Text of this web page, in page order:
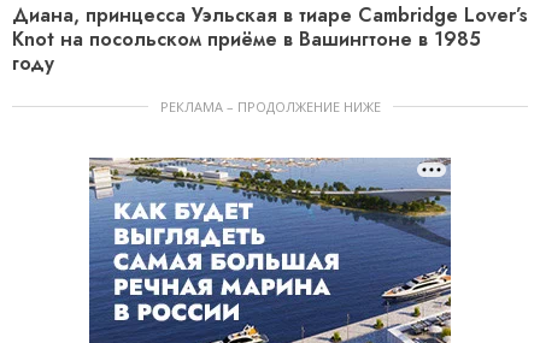
Диана, принцесса Уэльская в тиаре Cambridge Lover’s
Knot на посольском приёме в Вашингтоне в 1985
году
РЕКЛАМА – ПРОДОЛЖЕНИЕ НИЖЕ